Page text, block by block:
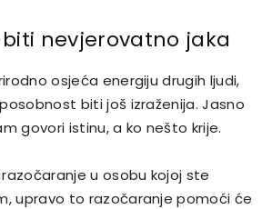
nevjerovatno jaka
osjeća energiju drugih ljudi,
biti još izraženija. Jasno
govori istinu, a ko nešto krije.
u osobu kojoj ste
upravo to razočaranje pomoći će